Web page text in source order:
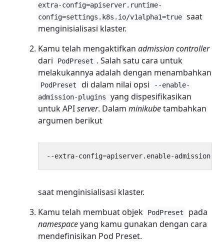
extra-config=apiserver.runtime-
config=settings.k8s.io/v1alpha1=true saat
menginisialisasi klaster.
Kamu telah mengaktifkan admission controller
dari
PodPreset . Salah satu cara untuk
melakukannya adalah dengan menambahkan
PodPreset di dalam nilai opsi
--enable-
admission-plugins
yang dispesifikasikan
untuk APIserver. Dalam minikubetambahkan
argumen berikut
--extra-config=apiserver.enable-admission-
saat menginisialisasi klaster.
Kamu telah membuat objek
PodPreset
pada
namespaceyang kamu gunakan dengan cara
mendefinisikan Pod Preset.